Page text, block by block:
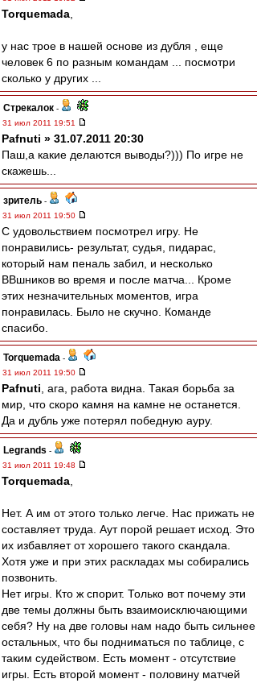
Torquemada
у нас трое в нашей основе из дубля , еще
человек 6 по разным командам ... посмотри
сколько у других ...
Стрекалок -
31 июл 2011 19:51
Pafnuti » 31.07.2011 20:30
Паш,а какие делаются выводы?))) По игре не
скажешь...
зpитель -
31 июл 2011 19:50
С удовольствием посмотрел игру. Не
понравились- результат, судья, пидарас,
который нам пеналь забил, и несколько
ВВшников во время и после матча... Кроме
этих незначительных моментов, игра
понравилась. Было не скучно. Команде
спасибо.
Torquemada -
31 июл 2011 19:50
Pafnuti , ага, работа видна. Такая борьба за
мир, что скоро камня на камне не останется.
Да и дубль уже потерял победную ауру.
Legrands -
31 июл 2011 19:48
Torquemada
Нет. А им от этого только легче. Нас прижать не
составляет труда. Аут порой решает исход. Это
их избавляет от хорошего такого скандала.
Хотя уже и при этих раскладах мы собирались
позвонить.
Нет игры. Кто ж спорит. Только вот почему эти
две темы должны быть взаимоисключающими
себя? Ну на две головы нам надо быть сильнее
остальных, что бы подниматься по таблице, с
таким судейством. Есть момент - отсутствие
игры. Есть второй момент - половину матчей